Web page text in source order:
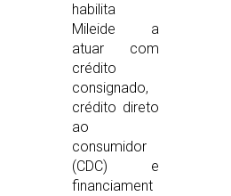
habilita
Mileide a
atuar com
crédito
consignado,
crédito direto
ao
consumidor
(CDC) e
financiament